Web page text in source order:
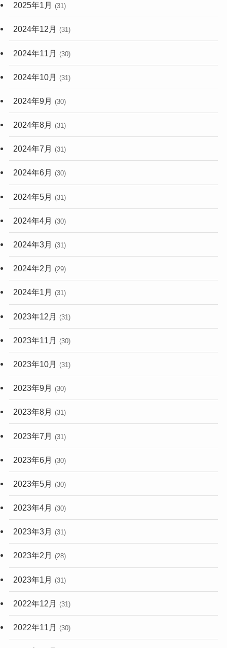
2025年1月 (31)
2024年12月 (31)
2024年11月 (30)
2024年10月 (31)
2024年9月 (30)
2024年8月 (31)
2024年7月 (31)
2024年6月 (30)
2024年5月 (31)
2024年4月 (30)
2024年3月 (31)
2024年2月 (29)
2024年1月 (31)
2023年12月 (31)
2023年11月 (30)
2023年10月 (31)
2023年9月 (30)
2023年8月 (31)
2023年7月 (31)
2023年6月 (30)
2023年5月 (30)
2023年4月 (30)
2023年3月 (31)
2023年2月 (28)
2023年1月 (31)
2022年12月 (31)
2022年11月 (30)